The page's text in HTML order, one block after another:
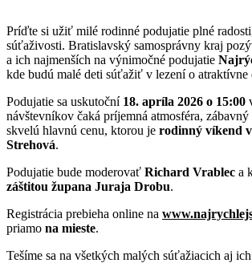
Príďte si užiť milé rodinné podujatie plné
súťaživosti. Bratislavský samosprávny kraj
a ich najmenších na výnimočné podujatie
kde budú malé deti súťažiť v lezení o atraktívne
Podujatie sa uskutoční 18. apríla 2026 o 15:00
návštevníkov čaká príjemná atmosféra,
skvelú hlavnú cenu, ktorou je rodinný víkend
Strehová.
Podujatie bude moderovať Richard Vrablec a
záštitou župana Juraja Drobu.
Registrácia prebieha online na
priamo na mieste.
Tešíme sa na všetkých malých súťažiacich aj